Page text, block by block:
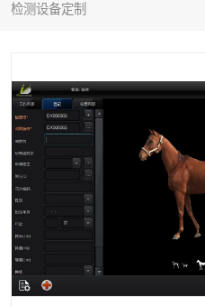
检测设备定制